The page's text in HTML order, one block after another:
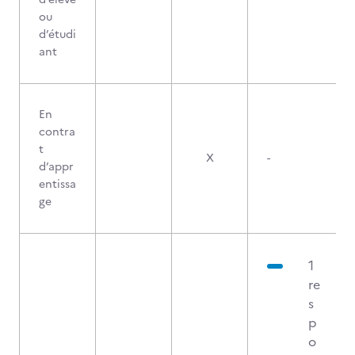
ou
d’étudi
ant
En
contra
t
d’appr
entissa
ge
X -
1
re
s
p
o